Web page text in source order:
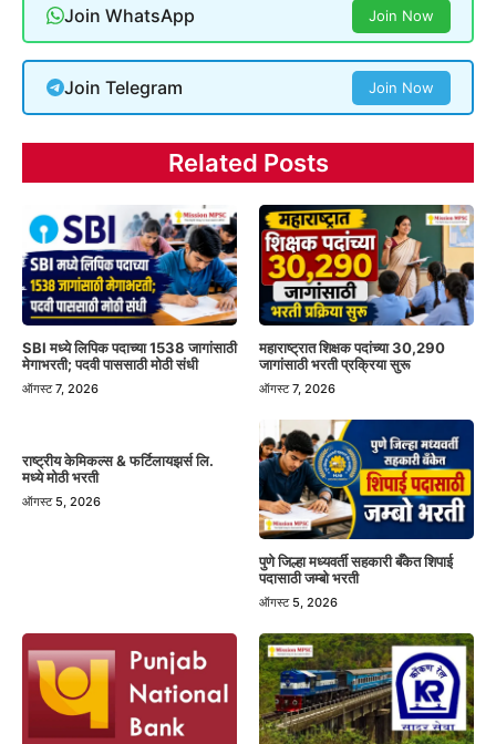
Join WhatsApp Join Now
Join Telegram Join Now
Related Posts
SBI मध्ये लिपिक पदाच्या 1538 जागांसाठी
मेगाभरती; पदवी पाससाठी मोठी संधी
ऑगस्ट 7, 2026
महाराष्ट्रात शिक्षक पदांच्या 30,290
जागांसाठी भरती प्रक्रिया सुरू
ऑगस्ट 7, 2026
राष्ट्रीय केमिकल्स & फर्टिलायझर्स लि.
मध्ये मोठी भरती
ऑगस्ट 5, 2026
पुणे जिल्हा मध्यवर्ती सहकारी बँकेत शिपाई
पदासाठी जम्बो भरती
ऑगस्ट 5, 2026